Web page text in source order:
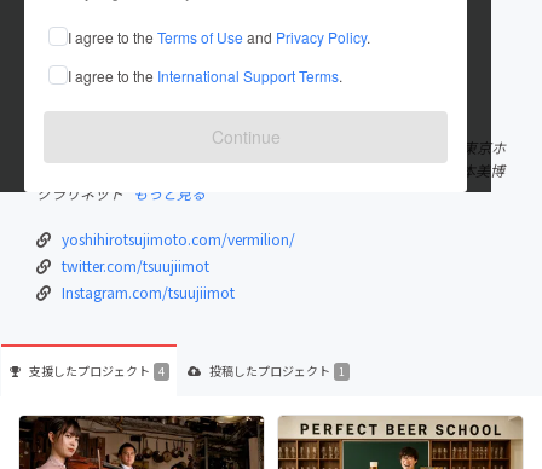
I agree to the Terms of Use and Privacy Policy.
I agree to the International Support Terms.
Continue
これまでに4回支援して1件のプロジェクトを投稿しています
在住国：日本 現在地：東京都
出身国：日本 出身地：奈良県
2021年2月5日(土)東京クラリネットフェスティバル ＠メルパルク東京ホ
ール 開場15:00 開演16:00 終演予定 19:50 出演：クラリネット 辻本美博
クラリネット
もっと見る
yoshihirotsujimoto.com/vermilion/
twitter.com/tsuujiimot
Instagram.com/tsuujiimot
支援したプロジェクト 4 投稿したプロジェクト 1